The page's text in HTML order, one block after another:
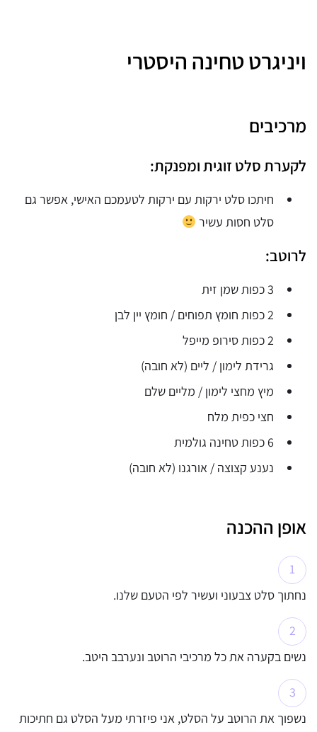
ויניגרט טחינה היסטרי
מרכיבים
לקערת סלט זוגית ומפנקת:
חיתכו סלט ירקות עם ירקות לטעמכם האישי, אפשר גם
סלט חסות עשיר
לרוטב:
3 כפות שמן זית
2 כפות חומץ תפוחים / חומץ יין לבן
2 כפות סירופ מייפל
גרידת לימון / ליים (לא חובה)
מיץ מחצי לימון / מליים שלם
חצי כפית מלח
6 כפות טחינה גולמית
נענע קצוצה / אורגנו (לא חובה)
אופן ההכנה
נחתוך סלט צבעוני ועשיר לפי הטעם שלנו.
נשים בקערה את כל מרכיבי הרוטב ונערבב היטב.
נשפוך את הרוטב על הסלט, אני פיזרתי מעל הסלט גם חתיכות